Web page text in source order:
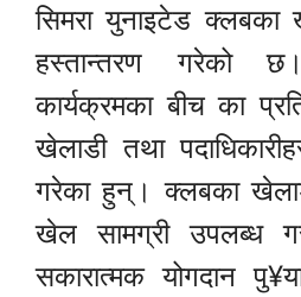
सिमरा युनाइटेड क्लबका
हस्तान्तरण गरेको
कार्यक्रमका बीच का
खेलाडी तथा
गरेका हुन्। क्लबका
खेल सामग्री उपलब्ध
सकारात्मक योगदान